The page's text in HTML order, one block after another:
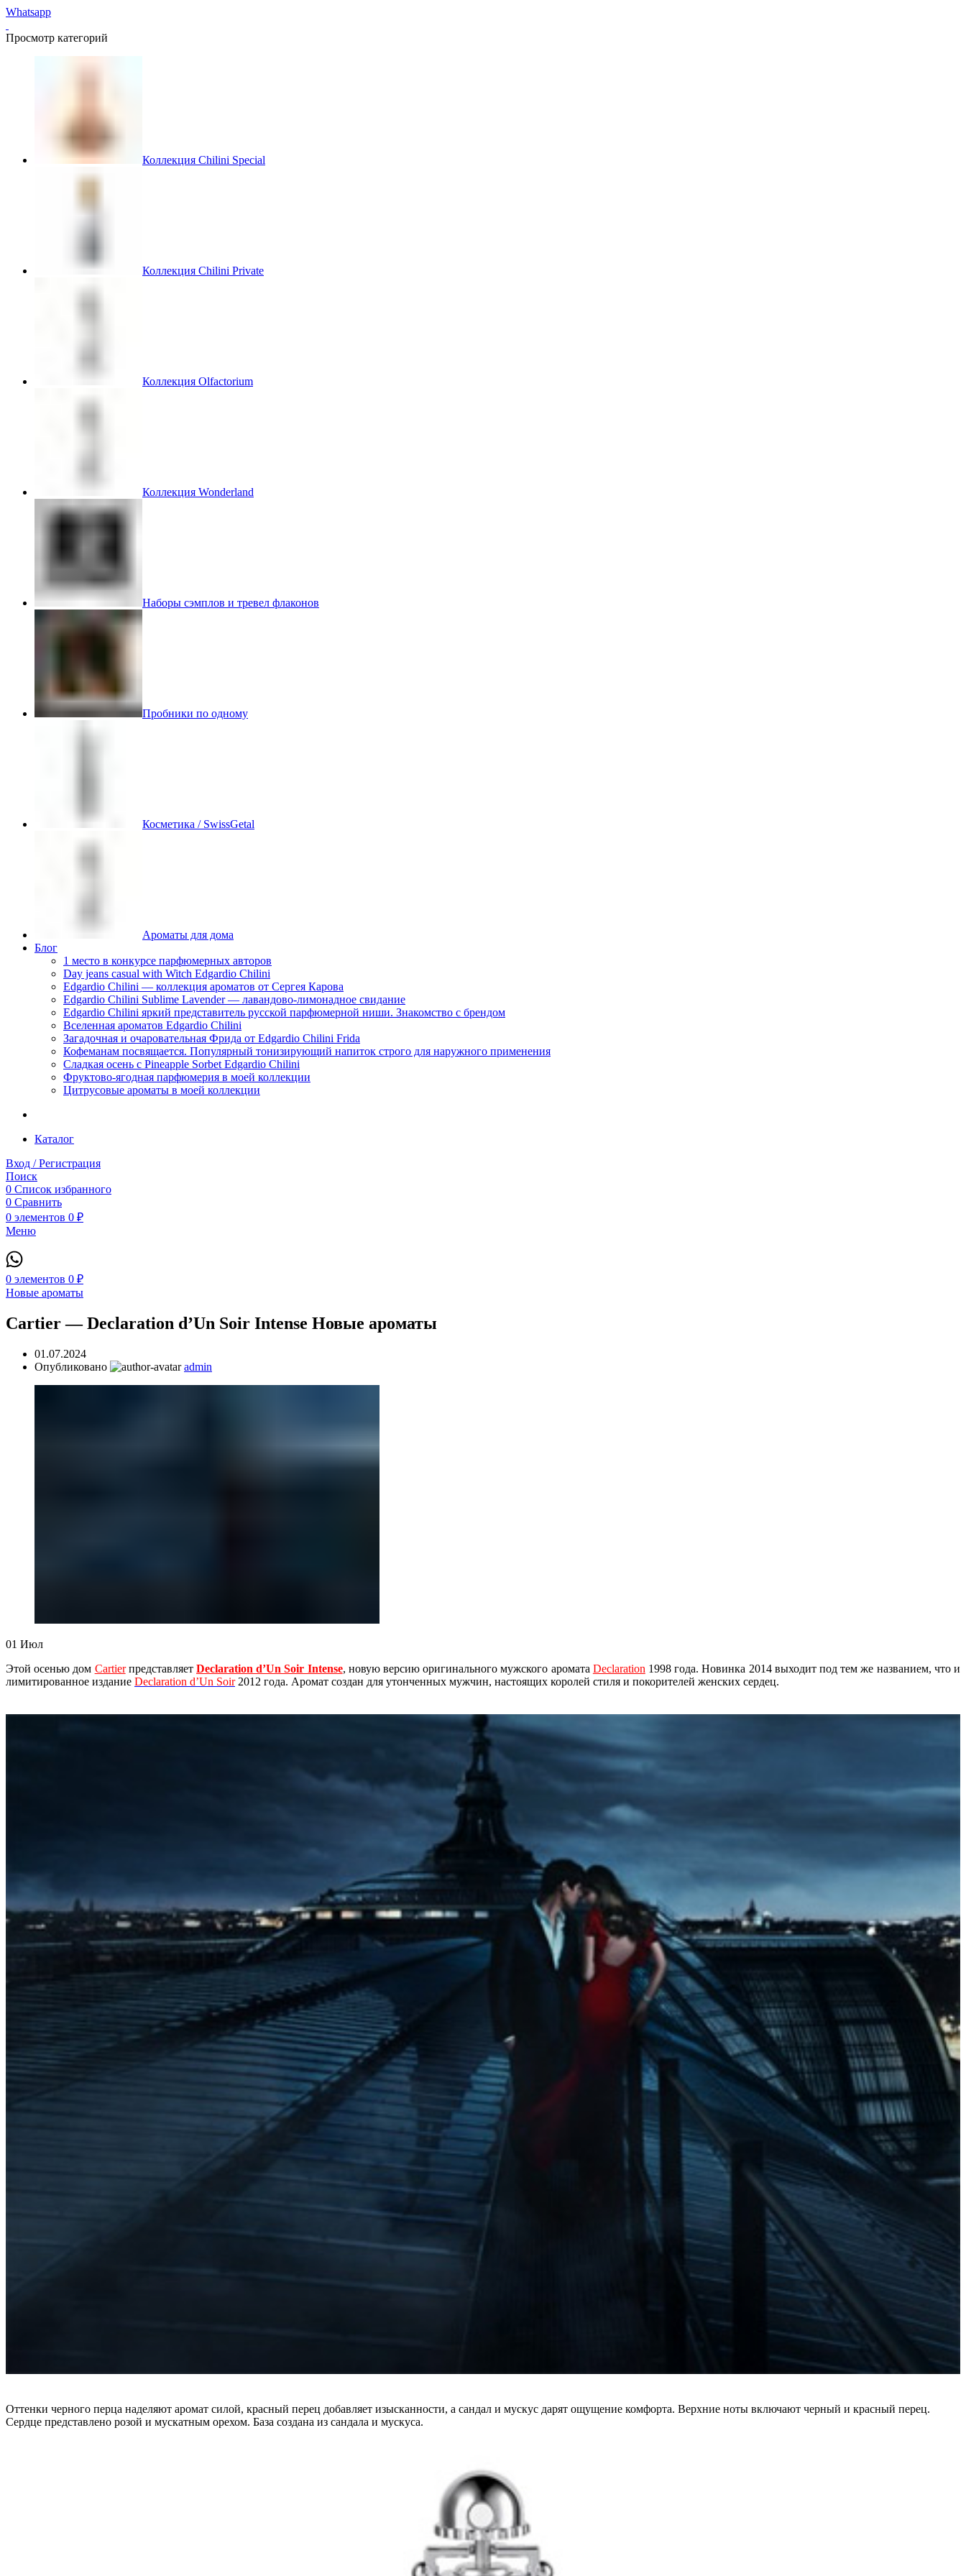
Whatsapp
Просмотр категорий
Коллекция Chilini Special
Коллекция Chilini Private
Коллекция Olfactorium
Коллекция Wonderland
Наборы сэмплов и тревел флаконов
Пробники по одному
Косметика / SwissGetal
Ароматы для дома
Блог
1 место в конкурсе парфюмерных авторов
Day jeans casual with Witch Edgardio Chilini
Edgardio Chilini — коллекция ароматов от Сергея Карова
Edgardio Chilini Sublime Lavender — лавандово-лимонадное свидание
Edgardio Chilini яркий представитель русской парфюмерной ниши. Знакомство с брендом
Вселенная ароматов Edgardio Chilini
Загадочная и очаровательная Фрида от Edgardio Chilini Frida
Кофеманам посвящается. Популярный тонизирующий напиток строго для наружного применения
Сладкая осень с Pineapple Sorbet Edgardio Chilini
Фруктово-ягодная парфюмерия в моей коллекции
​Цитрусовые ароматы в моей коллекции
Каталог
Вход / Регистрация
Поиск
0 Список избранного
0 Сравнить
0 элементов 0 ₽
Меню
0 элементов 0 ₽
Новые ароматы
Cartier — Declaration d’Un Soir Intense Новые ароматы
01.07.2024
Опубликовано
admin
01 Июл
Этой осенью дом CartierпредставляетDeclaration d’Un Soir Intense, новую версию оригинального мужского аромата Declaration 1998 года. Новинка 2014 выходит под тем же названием, что и
лимитированное издание Declaration d’Un Soir2012 года. Аромат создан для утонченных мужчин, настоящих королей стиля и покорителей женских сердец.
Оттенки черного перца наделяют аромат силой, красный перец добавляет изысканности, а сандал и мускус дарят ощущение комфорта. Верхние ноты включают черный и красный перец.
Сердце представлено розой и мускатным орехом. База создана из сандала и мускуса.